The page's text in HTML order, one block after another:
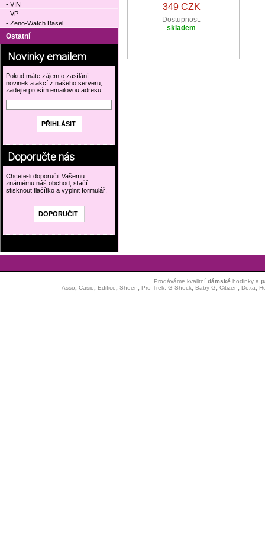
349 CZK
Dostupnost:
skladem
- VIN
- VP
- Zeno-Watch Basel
Ostatní
Novinky emailem
Pokud máte zájem o zasílání
novinek a akcí z našeho serveru,
zadejte prosím emailovou adresu.
Doporučte nás
Chcete-li doporučit Vašemu
známému náš obchod, stačí
stisknout tlačítko a vyplnit formulář.
Prodáváme kvalitní dámské hodinkya
Asso
Casio Edifice Sheen Pro-Trek, G-Shock, Baby-G Citizen Doxa